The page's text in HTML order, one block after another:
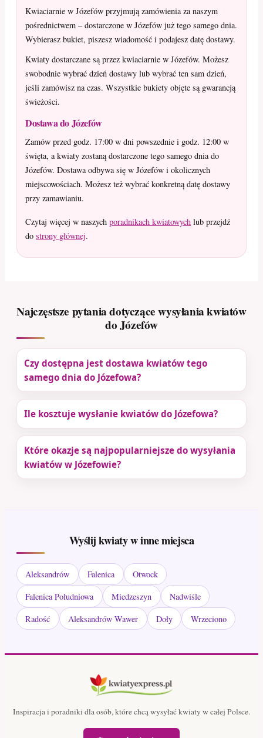
Kwiaciarnie w Józefów przyjmują zamówienia za naszym
pośrednictwem – dostarczone w Józefów już tego samego dnia.
Wybierasz bukiet, piszesz wiadomość i podajesz datę dostawy.
Kwiaty dostarczane są przez kwiaciarnie w Józefów. Możesz
swobodnie wybrać dzień dostawy lub wybrać ten sam dzień,
jeśli zamówisz na czas. Wszystkie bukiety objęte są gwarancją
świeżości.
Dostawa do Józefów
Zamów przed godz. 17:00 w dni powszednie i godz. 12:00 w
święta, a kwiaty zostaną dostarczone tego samego dnia do
Józefów. Dostawa odbywa się w Józefów i okolicznych
miejscowościach. Możesz też wybrać konkretną datę dostawy
przy zamawianiu.
Czytaj więcej w naszych poradnikach kwiatowych lub przejdź
do strony głównej.
Najczęstsze pytania dotyczące wysyłania kwiatów
do Józefów
Czy dostępna jest dostawa kwiatów tego
samego dnia do Józefowa?
Ile kosztuje wysłanie kwiatów do Józefowa?
Które okazje są najpopularniejsze do wysyłania
kwiatów w Józefowie?
Wyślij kwiaty w inne miejsca
Aleksandrów Falenica
Otwock
Falenica Południowa
Miedzeszyn
Nadwiśle
Radość
Aleksandrów Wawer Doły Wrzeciono
Inspiracja i poradniki dla osób, które chcą wysyłać kwiaty w całej Polsce.